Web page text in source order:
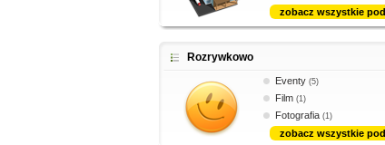
zobacz wszystkie
Rozrywkowo
Eventy (5)
Film (1)
Fotografia (1)
zobacz wszystkie